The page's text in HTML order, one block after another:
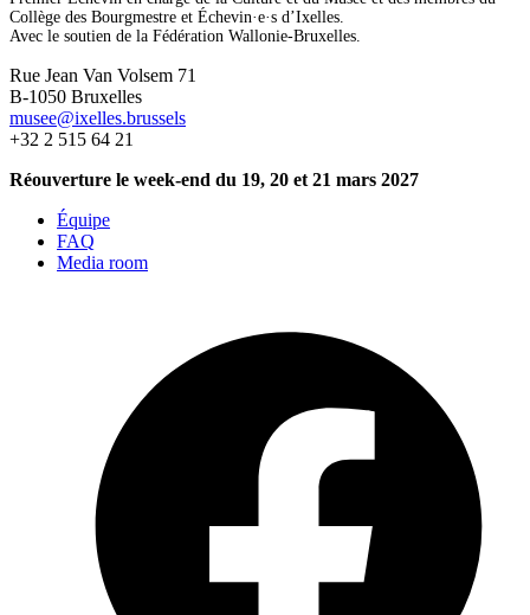
Collège des Bourgmestre et Échevin·e·s d’Ixelles.
Avec le soutien de la Fédération Wallonie-Bruxelles.
Rue Jean Van Volsem 71
B-1050 Bruxelles
musee@ixelles.brussels
+32 2 515 64 21
Réouverture le week-end du 19, 20 et 21 mars 2027
Équipe
FAQ
Media room